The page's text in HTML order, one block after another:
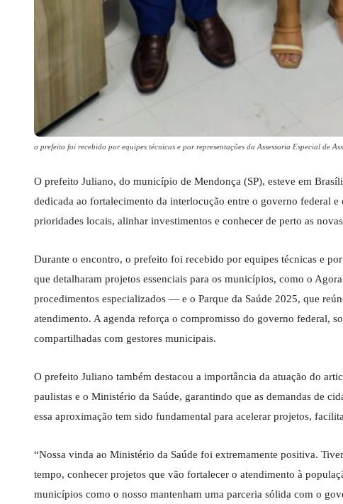
o prefeito foi recebido por equipes técnicas e por representações da Assessoria Especial de
O prefeito Juliano, do município de Mendonça (SP), esteve em
dedicada ao fortalecimento da interlocução entre o governo federal
prioridades locais, alinhar investimentos e conhecer de perto as
Durante o encontro, o prefeito foi recebido por equipes técnicas e
que detalharam projetos essenciais para os municípios, como o
procedimentos especializados — e o Parque da Saúde 2025, que
atendimento. A agenda reforça o compromisso do governo federal,
compartilhadas com gestores municipais.
O prefeito Juliano também destacou a importância da atuação do
paulistas e o Ministério da Saúde, garantindo que as demandas de
essa aproximação tem sido fundamental para acelerar projetos,
“Nossa vinda ao Ministério da Saúde foi extremamente positiva.
tempo, conhecer projetos que vão fortalecer o atendimento à
municípios como o nosso mantenham uma parceria sólida com o